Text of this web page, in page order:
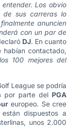
Los obvio
sus carreras lo
anuncien
con un par de
DJ. En cuanto
contactado,
100 mejores del
League se podría
por parte del PGA
europeo. Se cree
dispuestos a
unos 2.000